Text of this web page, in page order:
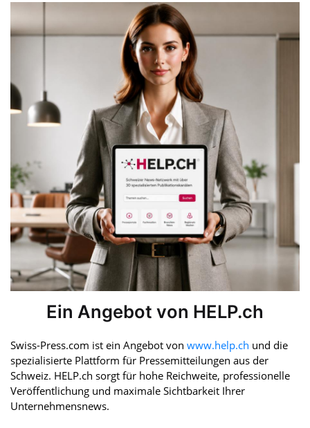
Ein Angebot von HELP.ch
Swiss-Press.com ist ein Angebot von www.help.ch und die
spezialisierte Plattform für Pressemitteilungen aus der
Schweiz. HELP.ch sorgt für hohe Reichweite, professionelle
Veröffentlichung und maximale Sichtbarkeit Ihrer
Unternehmensnews.